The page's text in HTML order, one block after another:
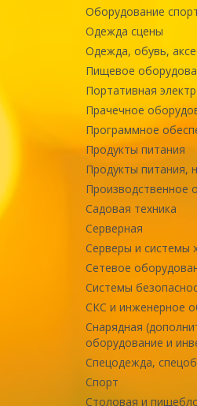
Оборудование
Одежда сцены
Одежда, обувь,
Пищевое
Портативная
Прачечное
Программное
Продукты питания
Продукты питания,
Производственное
Садовая техника
Серверная
Серверы и системы
Сетевое
Системы
СКС и инженерное
Снарядная
оборудование и
Спецодежда,
Спорт
Столовая и